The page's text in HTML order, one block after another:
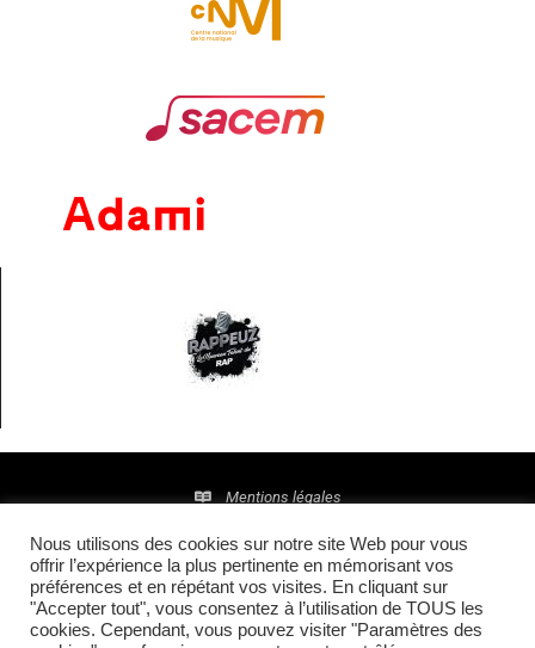
Mentions légales
Politique de confidentialité
© 2016 • Site maintenu et mis à jour parTI(E)GER
COMMUNICATION
Nous utilisons des cookies sur notre site Web pour vous
offrir l’expérience la plus pertinente en mémorisant vos
préférences et en répétant vos visites. En cliquant sur
"Accepter tout", vous consentez à l’utilisation de TOUS les
cookies. Cependant, vous pouvez visiter "Paramètres des